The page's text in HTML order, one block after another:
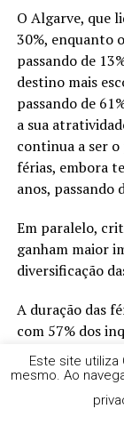
O Algarve, que
30%, enquanto
passando de
destino mais
passando de
a sua
continua a ser
férias, embora
anos, passando
Em paralelo,
ganham maior
diversificação
A duração das
com 57% dos
aos 58%
financeiro, o
verão é de 750
de 5% face aos
Este site utiliza
mesmo. Ao